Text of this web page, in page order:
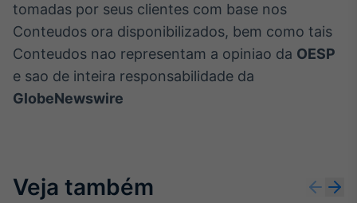
tomadas por seus clientes com base nos
Conteudos ora disponibilizados, bem como tais
Conteudos nao representam a opiniao da OESP
e sao de inteira responsabilidade da
GlobeNewswire
Veja também